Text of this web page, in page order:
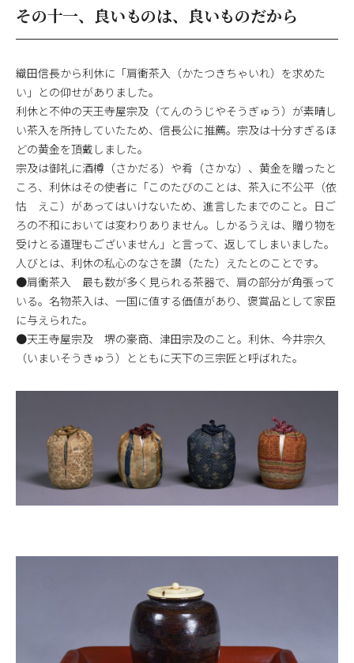
その十一、良いものは、良いものだから
織田信長から利休に「肩衝茶入（かたつきちゃいれ）を求めた
い」との仰せがありました。
利休と不仲の天王寺屋宗及（てんのうじやそうぎゅう）が素晴し
い茶入を所持していたため、信長公に推薦。宗及は十分すぎるほ
どの黄金を頂戴しました。
宗及は御礼に酒樽（さかだる）や肴（さかな）、黄金を贈ったと
ころ、利休はその使者に「このたびのことは、茶入に不公平（依
怙 えこ）があってはいけないため、進言したまでのこと。日ご
ろの不和においては変わりありません。しかるうえは、贈り物を
受けとる道理もございません」と言って、返してしまいました。
人びとは、利休の私心のなさを讃（たた）えたとのことです。
●肩衝茶入 最も数が多く見られる茶器で、肩の部分が角張って
いる。名物茶入は、一国に値する価値があり、褒賞品として家臣
に与えられた。
●天王寺屋宗及 堺の豪商、津田宗及のこと。利休、今井宗久
（いまいそうきゅう）とともに天下の三宗匠と呼ばれた。